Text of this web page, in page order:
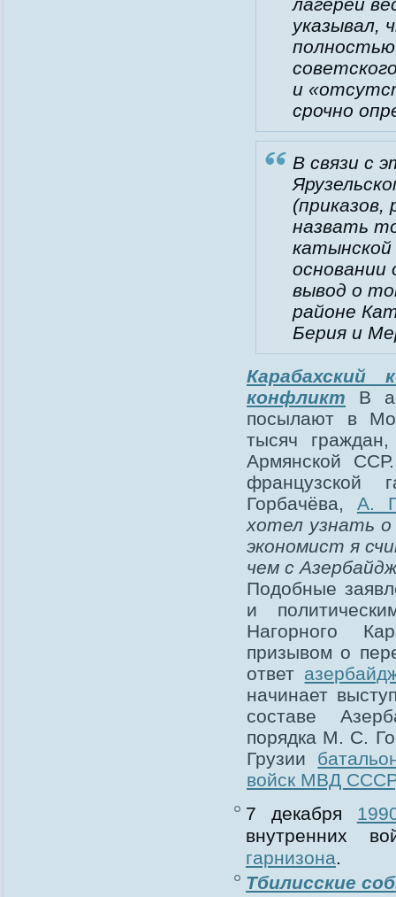
указывал,
и
срочно
В связи с
назвать
катынской
основании
вывод о
районе
Берия и
Карабахский
конфликт
В
посылают в
тысяч
Армянской
французской
Горбачёва, А.
хотел узнать
экономист я
чем с
Подобные
и
Нагорного
призывом о
ответ
начинает
составе
порядка М. C.
Грузии
войск МВД СССР
7 декабря
внутренних
гарнизона.
Тбилисские